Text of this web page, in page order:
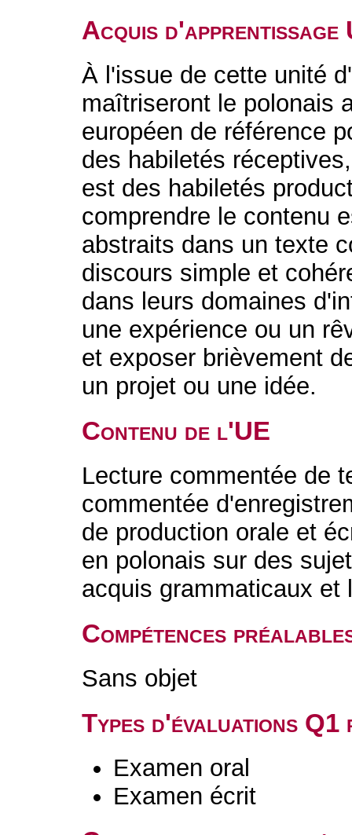
Acquis d'apprentissage
À l'issue de cette unité
maîtriseront le polonais
européen de référence
des habiletés
est des habiletés
comprendre le contenu
abstraits dans un texte
discours simple et
dans leurs domaines
une expérience ou un
et exposer brièvement
un projet ou une idée.
Contenu de l'UE
Lecture commentée de
commentée
de production orale et
en polonais sur des
acquis grammaticaux et
Compétences
Sans objet
Types d'évaluations
Examen oral
Examen écrit